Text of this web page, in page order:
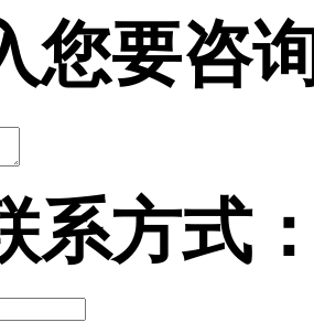
您要咨
系方式